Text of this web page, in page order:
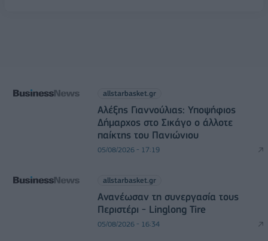
allstarbasket.gr
Αλέξης Γιαννούλιας: Υποψήφιος
Δήμαρχος στο Σικάγο ο άλλοτε
παίκτης του Πανιώνιου
05/08/2026 - 17:19
allstarbasket.gr
Ανανέωσαν τη συνεργασία τους
Περιστέρι - Linglong Tire
05/08/2026 - 16:34